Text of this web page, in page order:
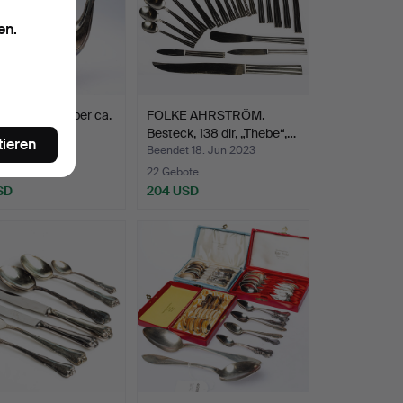
Silber ca.
13. Feb 2026
FOLKE AHRSTRÖM.
Besteck, 138 dlr, „Thebe“,…
Beendet 18. Jun 2023
22 Gebote
204 USD